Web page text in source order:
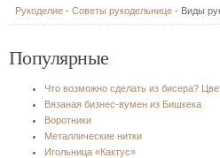
Рукоделие - Советы рукодельнице - Виды
Популярные
Что возможно сделать из бисера?
Вязаная бизнес-вумен из Бишкека
Воротники
Металлические нитки
Игольница «Кактус»